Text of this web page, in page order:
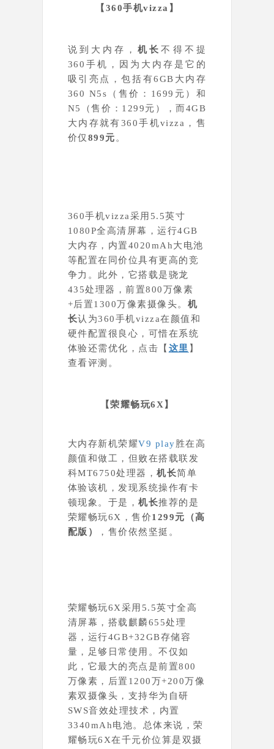
【 360手机vizza 】
说到大内存，机长不得不提
360手机，因为大内存是它的
吸引亮点，包括有6GB大内存
360 N5s（售价：1699元）和
N5（售价：1299元），而4GB
大内存就有360手机vizza，售
价仅 899元 。
360手机vizza采用5.5英寸
1080P全高清屏幕，运行4GB
大内存，内置4020mAh大电池
等配置在同价位具有更高的竞
争力。此外，它搭载是骁龙
435处理器，前置800万像素
+后置1300万像素摄像头。 机
长认为360手机vizza在颜值和
硬件配置很良心，可惜在系统
体验还需优化，点击【 这里 】
查看评测。
【荣耀畅玩6X 】
大内存新机荣耀V9 play 胜在高
颜值和做工，但败在搭载联发
科MT6750处理器，机长简单
体验该机，发现系统操作有卡
顿现象。于是，机长推荐的是
荣耀畅玩6X，售价1299元（高
配版）
，售价依然坚挺。
荣耀畅玩6X采用5.5英寸全高
清屏幕，搭载麒麟655处理
器，运行4GB+32GB存储容
量，足够日常使用。不仅如
此，它最大的亮点是前置800
万像素，后置1200万+200万像
素双摄像头，支持华为自研
SWS音效处理技术，内置
3340mAh电池。总体来说，荣
耀畅玩6X在千元价位算是双摄